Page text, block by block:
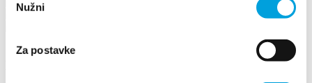
pristanka
Nužni
Za postavke